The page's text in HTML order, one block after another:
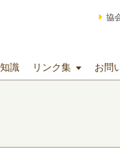
協
識 リンク集 お問